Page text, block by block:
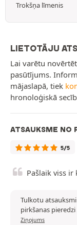
Trokšņa līmenis
LIETOTĀJU
Lai varētu
pasūtījums.
mājaslapā, tiek
hronoloģiskā
ATSAUKSME NO
5/5
Pašlaik viss
Tulkotu
pirkšanas pieredzi
Ziņojums